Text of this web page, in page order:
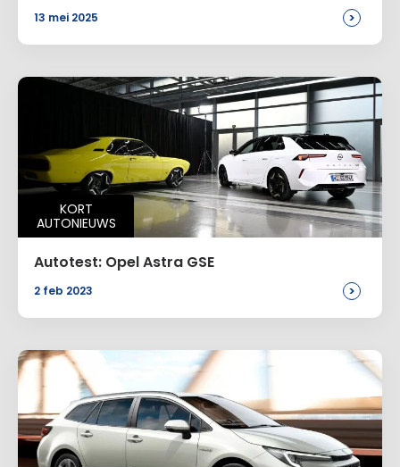
13 mei 2025 >
KORT
AUTONIEUWS
Autotest: Opel Astra GSE
2 feb 2023 >